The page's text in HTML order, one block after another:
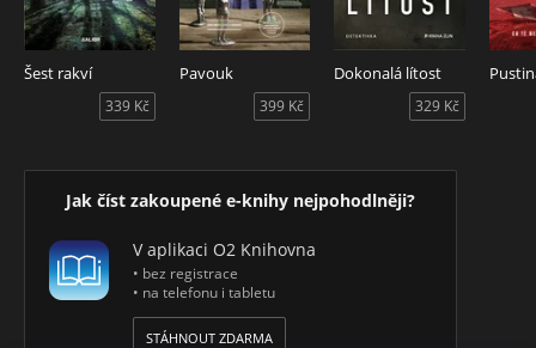
Šest rakví
339 Kč
Pavouk
399 Kč
Dokonalá lítost
329 Kč
Jak číst zakoupené e-knihy nejpohodlněji?
V aplikaci O2 Knihovna
• bez registrace
• na telefonu i tabletu
STÁHNOUT ZDARMA